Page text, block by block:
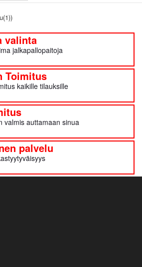
valinta
jalkapallopaitoja
Toimitus
kaikille tilauksille
valmis auttamaan sinua
palvelu